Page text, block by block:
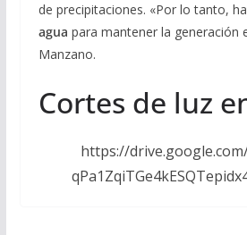
de precipitaciones. «Por lo tanto,
agua para mantener la generación
Manzano.
Cortes de luz
https://